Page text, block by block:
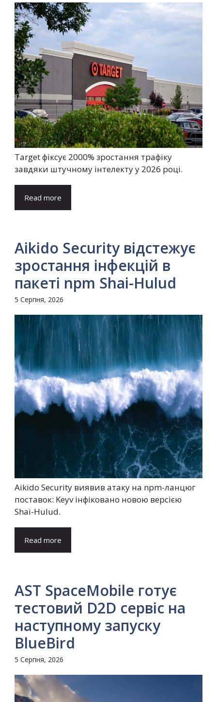
Target фіксує 2000% зростання трафіку
завдяки штучному інтелекту у 2026 році.
Read more
Aikido Security відстежує
зростання інфекцій в
пакеті npm Shai-Hulud
5 Серпня, 2026
Aikido Security виявив атаку на npm-ланцюг
поставок: Keyv інфіковано новою версією
Shai-Hulud.
Read more
AST SpaceMobile готує
тестовий D2D сервіс на
наступному запуску
BlueBird
5 Серпня, 2026